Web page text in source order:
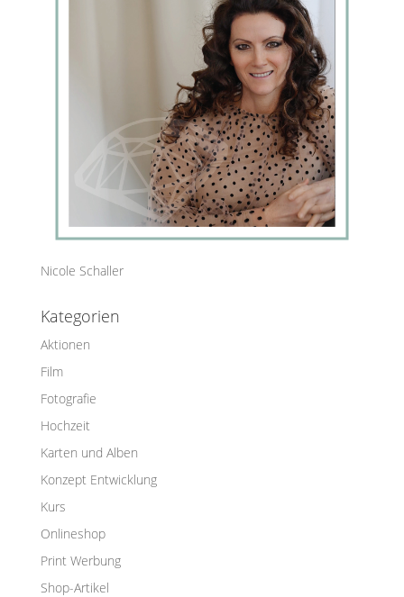
Nicole Schaller
Kategorien
Aktionen
Film
Fotografie
Hochzeit
Karten und Alben
Konzept Entwicklung
Kurs
Onlineshop
Print Werbung
Shop-Artikel